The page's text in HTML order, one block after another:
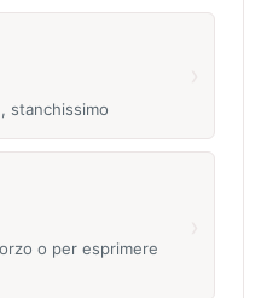
stanchissimo
o per esprimere